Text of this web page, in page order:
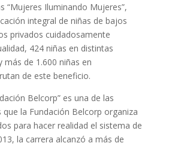
“Mujeres Iluminando Mujeres”,
integral de niñas de bajos
privados cuidadosamente
424 niñas en distintas
más de 1.600 niñas en
de este beneficio.
Belcorp” es una de las
que la Fundación Belcorp organiza
para hacer realidad el sistema de
la carrera alcanzó a más de